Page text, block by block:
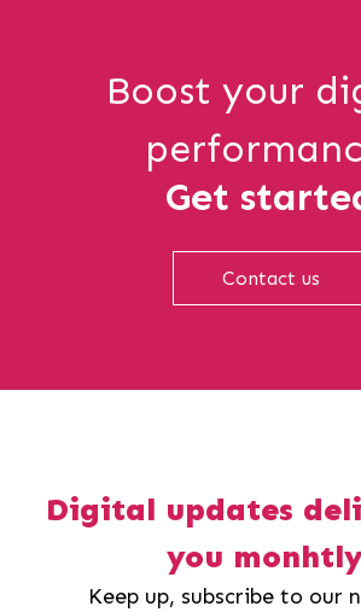
Boost your
Get
Contact us
Digital updates
you
Keep up, subscribe to our